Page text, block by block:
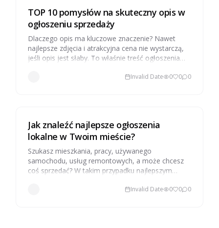
TOP 10 pomysłów na skuteczny opis w
ogłoszeniu sprzedaży
Dlaczego opis ma kluczowe znaczenie? Nawet
najlepsze zdjęcia i atrakcyjna cena nie wystarczą,
jeśli opis jest słaby. To właśnie treść ogłoszenia
Invalid Date 0 0 0
Jak znaleźć najlepsze ogłoszenia
lokalne w Twoim mieście?
Szukasz mieszkania, pracy, używanego
samochodu, usług remontowych, a może chcesz
coś sprzedać? W takim przypadku najlepszym
Invalid Date 0 0 0